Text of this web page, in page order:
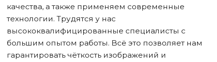
качества, а также применяем современные
технологии. Трудятся у нас
высококвалифицированные специалисты с
большим опытом работы. Всё это позволяет нам
гарантировать чёткость изображений и